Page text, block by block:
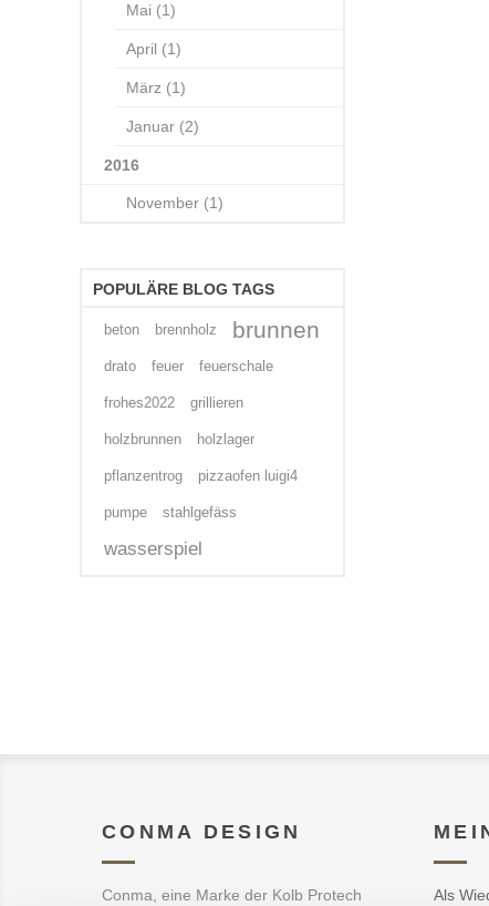
Mai (1)
April (1)
März (1)
Januar (2)
2016
November (1)
POPULÄRE BLOG TAGS
beton brennholz brunnen
drato feuer feuerschale
frohes2022 grillieren
holzbrunnen holzlager
pflanzentrog pizzaofen luigi4
pumpe stahlgefäss
wasserspiel
CONMA DESIGN
Conma, eine Marke der Kolb Protech
Als